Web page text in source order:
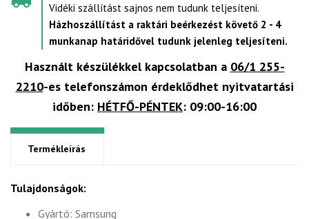
Vidéki szállítást sajnos nem tudunk teljesíteni.
Házhoszállítást a raktári beérkezést követő 2 - 4
munkanap határidővel tudunk jelenleg teljesíteni.
Használt készülékkel kapcsolatban a 06/1 255-
2210-es telefonszámon érdeklődhet nyitvatartási
időben: HÉTFŐ-PÉNTEK: 09:00-16:00
Termékleírás
Tulajdonságok:
Gyártó: Samsung